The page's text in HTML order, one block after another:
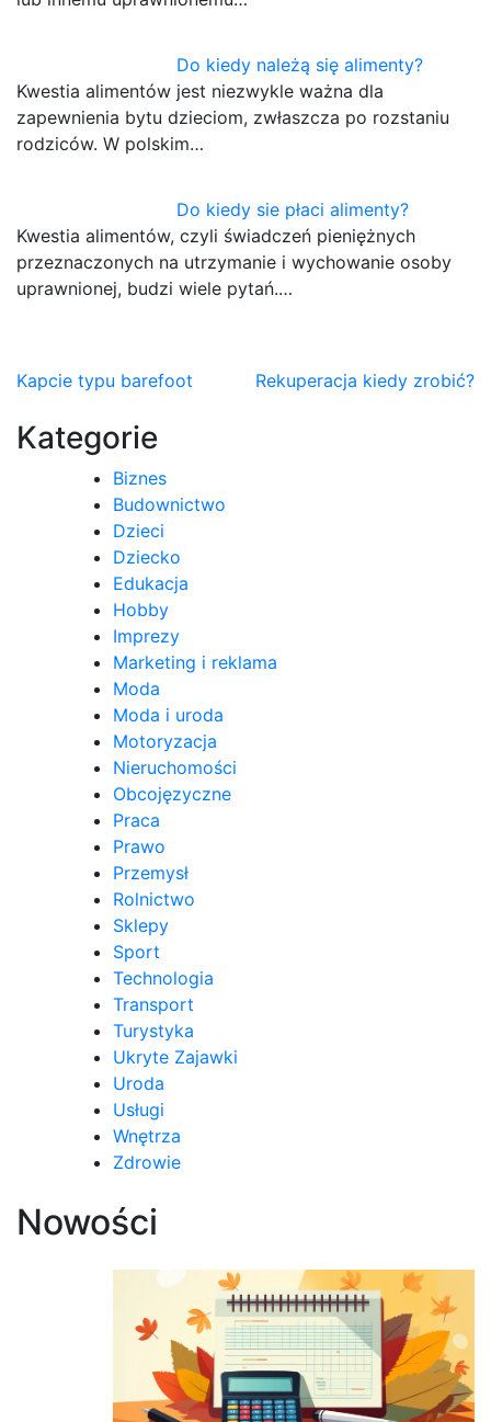
Do kiedy należą się alimenty?
Kwestia alimentów jest niezwykle ważna dla
zapewnienia bytu dzieciom, zwłaszcza po rozstaniu
rodziców. W polskim…
Do kiedy sie płaci alimenty?
Kwestia alimentów, czyli świadczeń pieniężnych
przeznaczonych na utrzymanie i wychowanie osoby
uprawnionej, budzi wiele pytań.…
Nawigacja
wpisu
Kapcie typu barefoot Rekuperacja kiedy zrobić?
Kategorie
Biznes
Budownictwo
Dzieci
Dziecko
Edukacja
Hobby
Imprezy
Marketing i reklama
Moda
Moda i uroda
Motoryzacja
Nieruchomości
Obcojęzyczne
Praca
Prawo
Przemysł
Rolnictwo
Sklepy
Sport
Technologia
Transport
Turystyka
Ukryte Zajawki
Uroda
Usługi
Wnętrza
Zdrowie
Nowości